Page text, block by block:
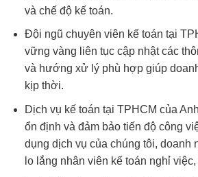
và chế độ kế toán.
Đội ngũ chuyên viên kế toán tại
vững vàng liên tục cập nhật các
và hướng xử lý phù hợp giúp
kịp thời.
Dịch vụ kế toán tại TPHCM của
ổn định và đảm bảo tiến độ công
dụng dịch vụ của chúng tôi, doanh
lo lắng nhân viên kế toán nghỉ